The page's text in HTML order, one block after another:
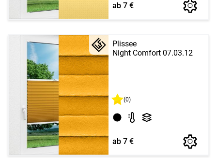
ab 7 €
Plissee
Night Comfort 07.03.12
(0)
ab 7 €